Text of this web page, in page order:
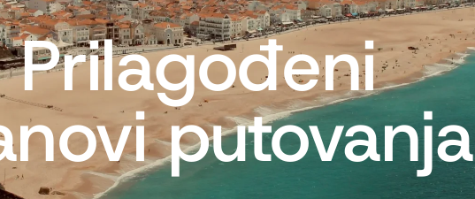
Prilagođeni planovi putovanja
Duhovni seminari i konferencije
Prilagođeni
putovanja